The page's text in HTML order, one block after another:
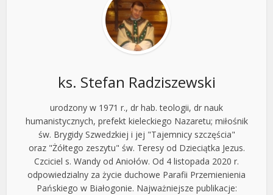
ks. Stefan Radziszewski
urodzony w 1971 r., dr hab. teologii, dr nauk
humanistycznych, prefekt kieleckiego Nazaretu; miłośnik
św. Brygidy Szwedzkiej i jej "Tajemnicy szczęścia"
oraz "Żółtego zeszytu" św. Teresy od Dzieciątka Jezus.
Czciciel s. Wandy od Aniołów. Od 4 listopada 2020 r.
odpowiedzialny za życie duchowe Parafii Przemienienia
Pańskiego w Białogonie. Najważniejsze publikacje: